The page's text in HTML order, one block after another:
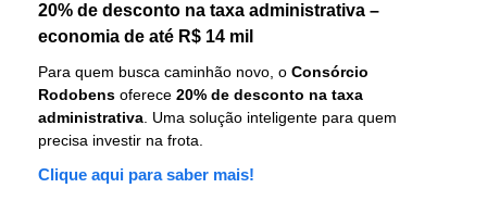
20% de desconto na taxa administrativa –
economia de até R$ 14 mil
Para quem busca caminhão novo, o Consórcio
Rodobens oferece 20% de desconto na taxa
administrativa . Uma solução inteligente para quem
precisa investir na frota.
Clique aqui para saber mais!